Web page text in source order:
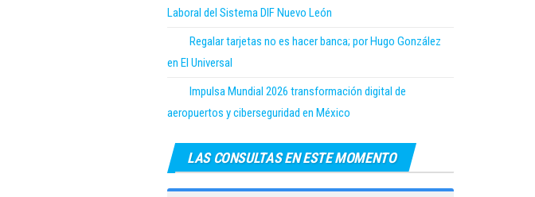
Laboral del Sistema DIF Nuevo León
Regalar tarjetas no es hacer banca; por Hugo González
en El Universal
Impulsa Mundial 2026 transformación digital de
aeropuertos y ciberseguridad en México
LAS CONSULTAS EN ESTE MOMENTO